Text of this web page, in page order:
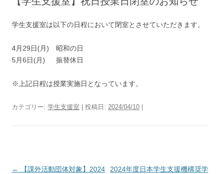
学生支援室は以下の日程において閉室とさせていただきます。
4月29日(月) 昭和の日
5月6日(月) 振替休日
※上記日程は授業実施日となっています。
カテゴリー: 学生支援室 | 投稿日: 2024/04/10
投
←
【課外活動団体対象】2024
2024年度日本学生支援機構奨学